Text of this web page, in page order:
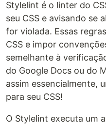
Stylelint é o linter do
seu CSS e avisando se
for violada. Essas
CSS e impor
semelhante à
do Google Docs ou do
assim essencialmente,
para seu CSS!
O Stylelint executa um